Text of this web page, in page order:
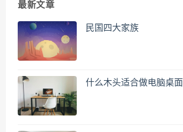
最新文章
民国四大家族
什么木头适合做电脑桌面